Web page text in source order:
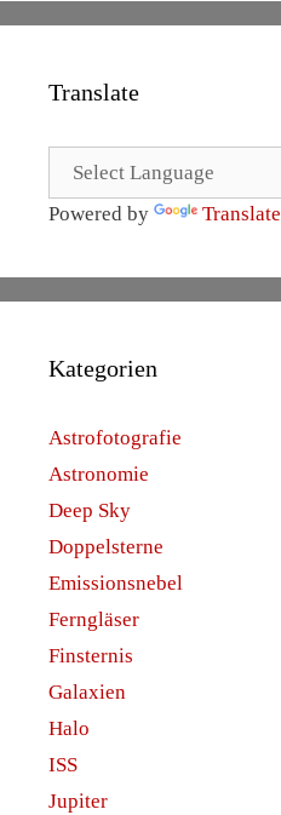
Translate
Powered by Translate
Kategorien
Astrofotografie
Astronomie
Deep Sky
Doppelsterne
Emissionsnebel
Ferngläser
Finsternis
Galaxien
Halo
ISS
Jupiter